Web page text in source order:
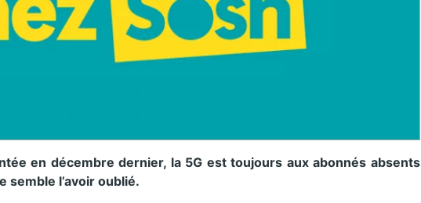
en décembre dernier, la 5G est toujours aux abonnés absents
semble l’avoir oublié.